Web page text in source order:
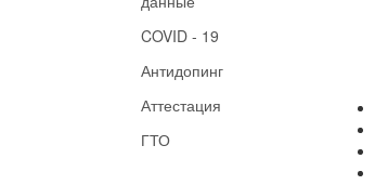
COVID - 19
Антидопинг
Аттестация
ГТО